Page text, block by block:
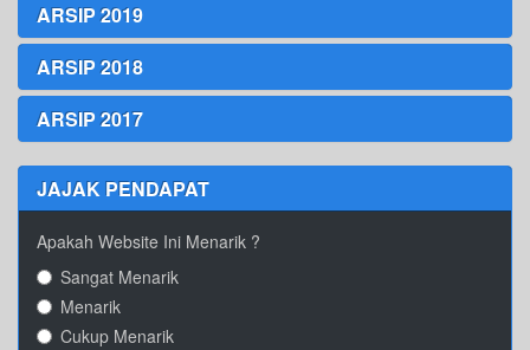
ARSIP 2019
ARSIP 2018
ARSIP 2017
JAJAK PENDAPAT
Apakah Website Ini Menarik ?
Sangat Menarik
Menarik
Cukup Menarik